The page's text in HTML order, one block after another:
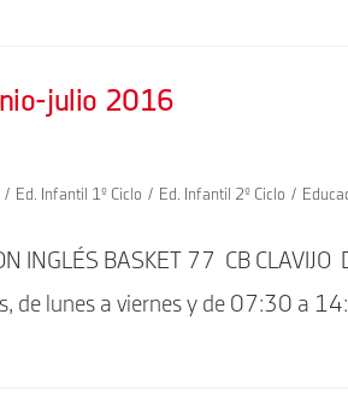
julio 2016
/ Ed. Infantil 1º Ciclo / Ed. Infantil 2º Ciclo /
INGLÉS BASKET 77 CB
de lunes a viernes y de 07:30 a